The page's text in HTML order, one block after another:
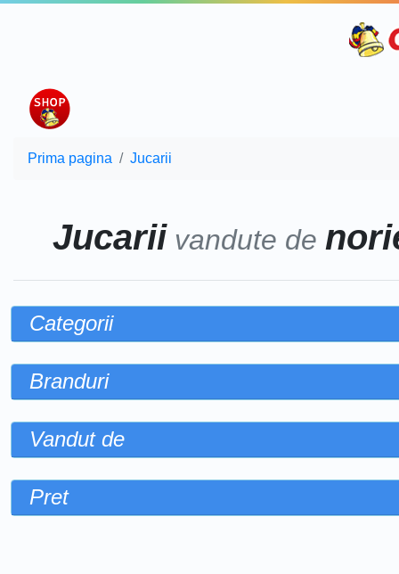
Prima pagina Jucarii
Jucariivandute de
Categorii
Branduri
Vandut de
Pret